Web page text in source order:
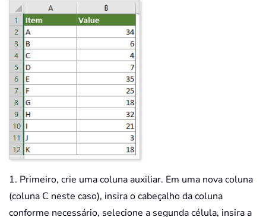
1. Primeiro, crie uma coluna auxiliar. Em uma nova coluna
(coluna C neste caso), insira o cabeçalho da coluna
conforme necessário, selecione a segunda célula, insira a